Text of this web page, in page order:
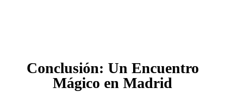
Conclusión: Un Encuentro
Mágico en Madrid